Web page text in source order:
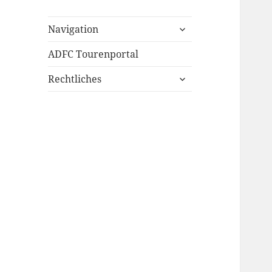
Navigation
untermenü
ADFC Tourenportal
Rechtliches
untermenü